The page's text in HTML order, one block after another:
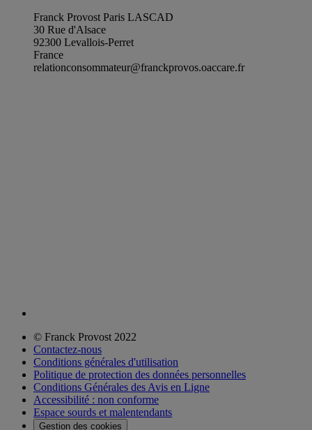
Franck Provost Paris LASCAD
30 Rue d'Alsace
92300 Levallois-Perret
France
relationconsommateur@franckprovos.oaccare.fr
© Franck Provost 2022
Contactez-nous
Conditions générales d'utilisation
Politique de protection des données personnelles
Conditions Générales des Avis en Ligne
Accessibilité : non conforme
Espace sourds et malentendants
Gestion des cookies